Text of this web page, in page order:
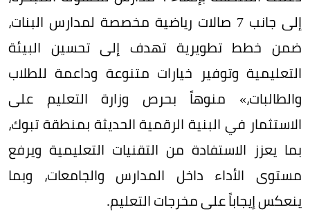
إلى جانب 7 صالات رياضية مخصصة لمدارس البنات،
ضمن خطط تطويرية تهدف إلى تحسين البيئة
التعليمية وتوفير خيارات متنوعة وداعمة للطلاب
والطالبات،» منوهاً بحرص وزارة التعليم على
الاستثمار في البنية الرقمية الحديثة بمنطقة تبوك،
بما يعزز الاستفادة من التقنيات التعليمية ويرفع
مستوى الأداء داخل المدارس والجامعات، وبما
ينعكس إيجاباً على مخرجات التعليم.